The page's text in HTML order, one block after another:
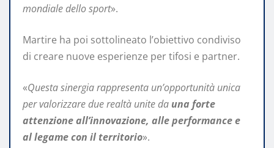
mondiale dello sport».
Martire ha poi sottolineato l’obiettivo condiviso
di creare nuove esperienze per tifosi e partner.
«Questa sinergia rappresenta un’opportunità unica
per valorizzare due realtà unite da una forte
attenzione all’innovazione, alle performance e
al legame con il territorio».